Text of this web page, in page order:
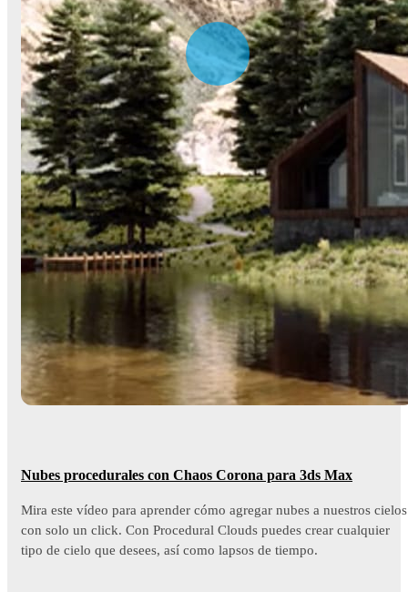
Nubes procedurales con Chaos Corona para 3ds Max
Mira este vídeo para aprender cómo agregar nubes a nuestros cielos
con solo un click. Con Procedural Clouds puedes crear cualquier
tipo de cielo que desees, así como lapsos de tiempo.